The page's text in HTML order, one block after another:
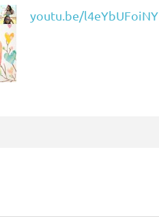
youtu.be/l4eYbUFoiNY